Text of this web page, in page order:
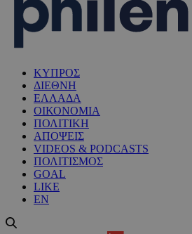
ΚΥΠΡΟΣ
ΔΙΕΘΝΗ
ΕΛΛΑΔΑ
ΟΙΚΟΝΟΜΙΑ
ΠΟΛΙΤΙΚΗ
ΑΠΟΨΕΙΣ
VIDEOS & PODCASTS
ΠΟΛΙΤΙΣΜΟΣ
GOAL
LIKE
EN